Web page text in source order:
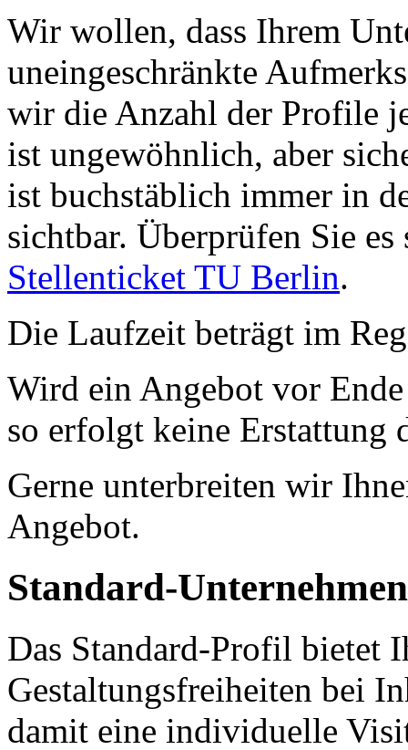
Wir wollen, dass Ihrem
uneingeschränkte
wir die Anzahl der Profile
ist ungewöhnlich, aber
ist buchstäblich immer in
sichtbar. Überprüfen Sie
Stellenticket TU Berlin.
Die Laufzeit beträgt im
Wird ein Angebot vor
so erfolgt keine Erstattung
Gerne unterbreiten wir
Angebot.
Standard-
Das Standard-Profil bietet
Gestaltungsfreiheiten bei
damit eine individuelle